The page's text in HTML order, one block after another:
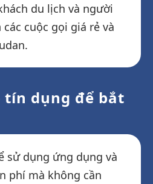
du lịch và người
cuộc gọi giá rẻ và
tín dụng để bắt
sử dụng ứng dụng và
phí mà không cần